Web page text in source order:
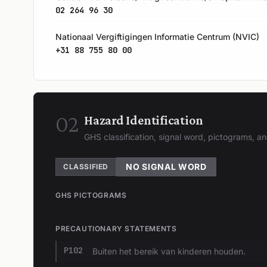
02 264 96 30
Nationaal Vergiftigingen Informatie Centrum (NVIC)
+31 88 755 80 00
02 Hazard Identification
GHS classification, signal word, pictograms,
CLASSIFIED NO SIGNAL WORD
GHS PICTOGRAMS
PRECAUTIONARY STATEMENTS
P102 Buiten het bereik van kinderen houden.